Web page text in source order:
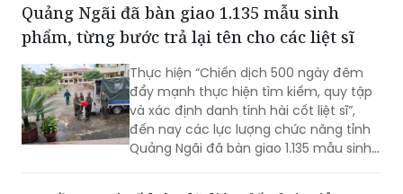
hoàn toàn.
Quảng Ngãi đã bàn giao 1.135 mẫu sinh
phẩm, từng bước trả lại tên cho các liệt sĩ
Thực hiện “Chiến dịch 500 ngày đêm
đẩy mạnh thực hiện tìm kiếm, quy tập
và xác định danh tính hài cốt liệt sĩ”,
đến nay các lực lượng chức năng tỉnh
Quảng Ngãi đã bàn giao 1.135 mẫu sinh